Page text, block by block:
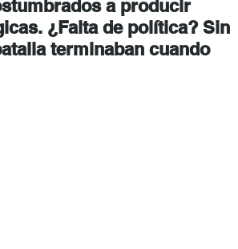
a producir
¿Falta de política? Sin
terminaban cuando